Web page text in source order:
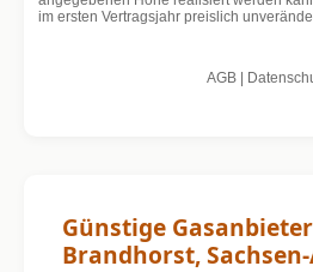
Günstige
Brandhorst,